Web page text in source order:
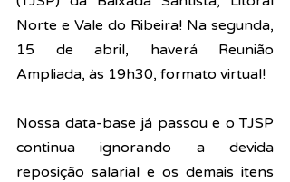
Norte e Vale do Ribeira! Na segunda,
15 de abril, haverá Reunião
Ampliada, às 19h30, formato virtual!
Nossa data-base já passou e o TJSP
continua ignorando a devida
reposição salarial e os demais itens